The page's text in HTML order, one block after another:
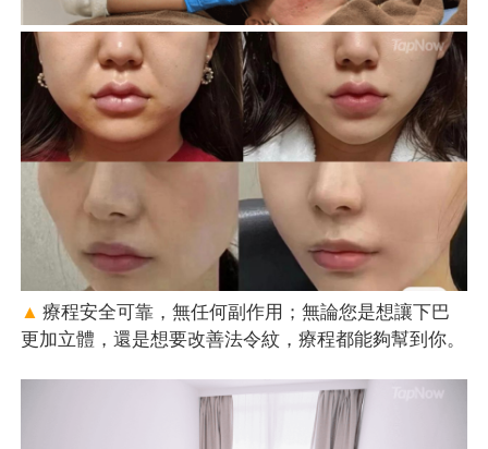
▲ 療程安全可靠，無任何副作用；無論您是想讓下巴
更加立體，還是想要改善法令紋，療程都能夠幫到你。